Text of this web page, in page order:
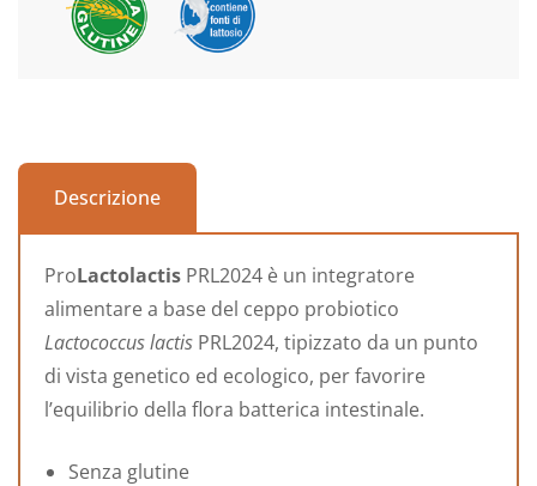
Descrizione
ProLactolactis PRL2024 è un integratore
alimentare a base del ceppo probiotico
Lactococcus lactis PRL2024, tipizzato da un punto
di vista genetico ed ecologico, per favorire
l’equilibrio della flora batterica intestinale.
Senza glutine